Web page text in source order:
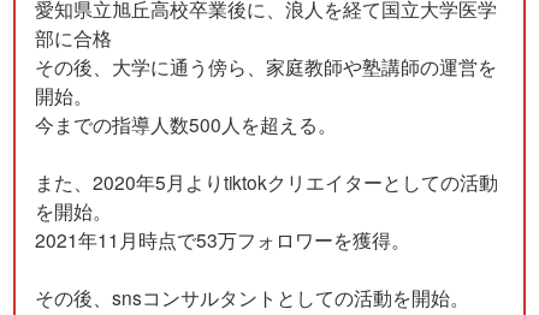
愛知県立旭丘高校卒業後に、浪人を経て国立大学医学
部に合格
その後、大学に通う傍ら、家庭教師や塾講師の運営を
開始。
今までの指導人数500人を超える。
また、2020年5月よりtiktokクリエイターとしての活動
を開始。
2021年11月時点で53万フォロワーを獲得。
その後、snsコンサルタントとしての活動を開始。